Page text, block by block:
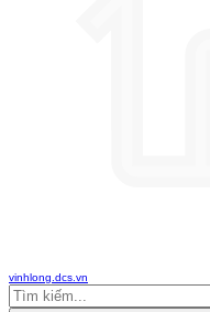
vinhlong.dcs.vn